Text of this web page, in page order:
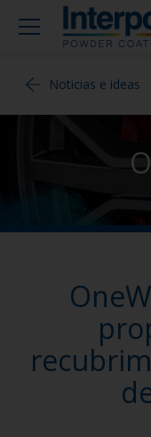
Noticias e ideas